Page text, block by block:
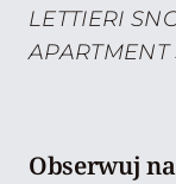
LETTIERI
APARTMENT
Obserwuj